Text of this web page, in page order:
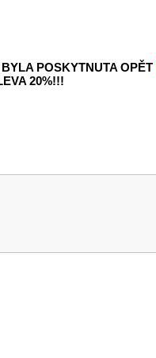
POSKYTNUTA OPĚT
20%!!!